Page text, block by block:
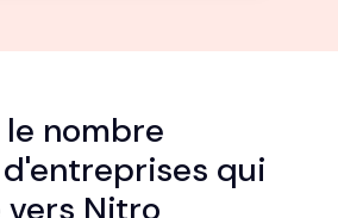
le nombre
qui